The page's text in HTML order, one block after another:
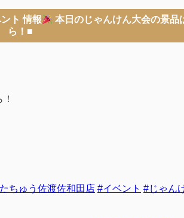
ト 情報
本日のじゃんけん大会の景品
ら！■
ちゅう佐渡佐和田店 #イベント #じゃん